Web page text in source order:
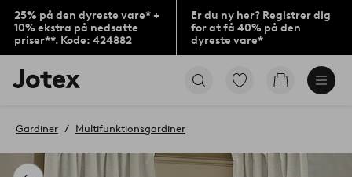
25% på den dyreste vare* +
10% ekstra på nedsatte
priser**. Kode: 424882
Er du ny her? Registrer dig
for at få 40% på den
dyreste vare*
Jotex
logo
til
Gå
Gå
Gardiner Multifunktionsgardiner